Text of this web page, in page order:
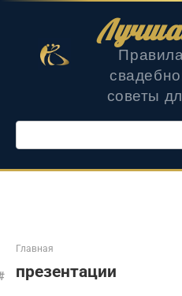
советы
Поиск:
Главная
презентации